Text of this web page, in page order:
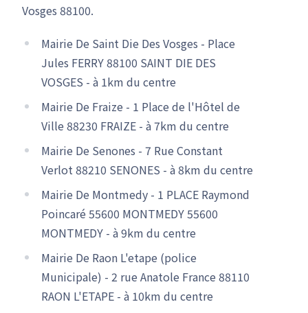
Vosges 88100.
Mairie De Saint Die Des Vosges - Place
Jules FERRY 88100 SAINT DIE DES
VOSGES - à 1km du centre
Mairie De Fraize - 1 Place de l'Hôtel de
Ville 88230 FRAIZE - à 7km du centre
Mairie De Senones - 7 Rue Constant
Verlot 88210 SENONES - à 8km du centre
Mairie De Montmedy - 1 PLACE Raymond
Poincaré 55600 MONTMEDY 55600
MONTMEDY - à 9km du centre
Mairie De Raon L'etape (police
Municipale) - 2 rue Anatole France 88110
RAON L'ETAPE - à 10km du centre